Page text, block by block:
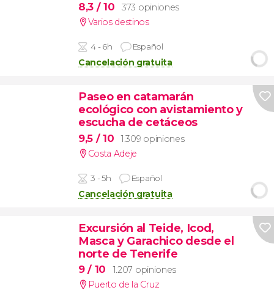
8,3 / 10
373 opiniones
Varios destinos
4 - 6h Español
Cancelación gratuita
Paseo en catamarán
ecológico con avistamiento y
escucha de cetáceos
9,5 / 10
1.309 opiniones
Costa Adeje
3 - 5h Español
Cancelación gratuita
Excursión al Teide, Icod,
Masca y Garachico desde el
norte de Tenerife
9/ 10
1.207 opiniones
Puerto de la Cruz